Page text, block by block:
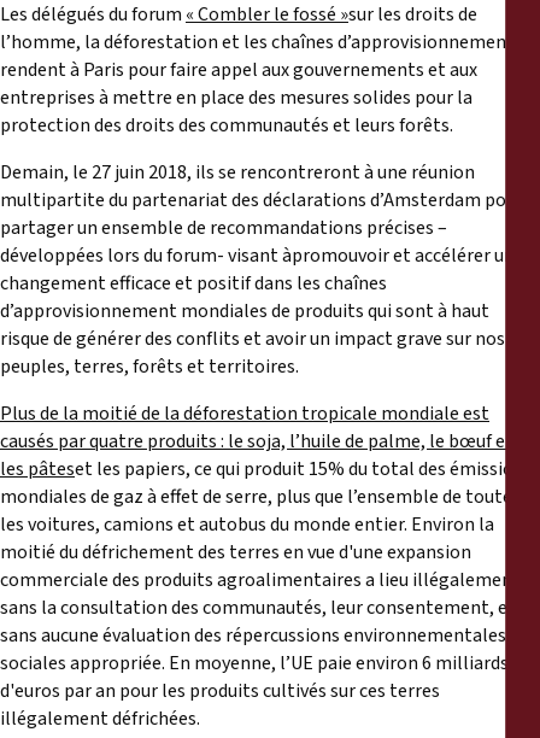
Press Releases
Training Materials
Briefing Papers
Legal Submissions
Declarations
Les délégués du forum « Combler le fossé »sur les droits de
l’homme, la déforestation et les chaînes d’approvisionnement se
rendent à Paris pour faire appel aux gouvernements et aux
entreprises à mettre en place des mesures solides pour la
protection des droits des communautés et leurs forêts.
Demain, le 27 juin 2018, ils se rencontreront à une réunion
multipartite du partenariat des déclarations d’Amsterdam pour
partager un ensemble de recommandations précises –
développées lors du forum- visant àpromouvoir et accélérer un
changement efficace et positif dans les chaînes
d’approvisionnement mondiales de produits qui sont à haut
risque de générer des conflits et avoir un impact grave sur nos
peuples, terres, forêts et territoires.
Plus de la moitié de la déforestation tropicale mondiale est
causés par quatre produits : le soja, l’huile de palme, le bœuf et
les pâteset les papiers, ce qui produit 15% du total des émissions
mondiales de gaz à effet de serre, plus que l’ensemble de toutes
les voitures, camions et autobus du monde entier. Environ la
moitié du défrichement des terres en vue d'une expansion
commerciale des produits agroalimentaires a lieu illégalement,
sans la consultation des communautés, leur consentement, et
sans aucune évaluation des répercussions environnementales et
sociales appropriée. En moyenne, l’UE paie environ 6 milliards
d'euros par an pour les produits cultivés sur ces terres
illégalement défrichées.